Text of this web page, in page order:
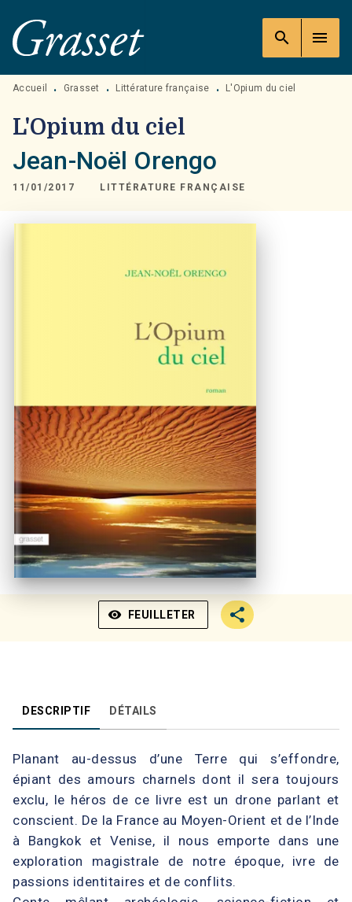
MENU RECHERCHE
PIED DE PAGE
search menu
Accueil • Grasset • Littérature française • L'Opium du ciel
L'Opium du ciel
Jean-Noël Orengo
11/01/2017 LITTÉRATURE FRANÇAISE
visibility FEUILLETER
DESCRIPTIF DÉTAILS
Planant au-dessus d’une Terre qui s’effondre,
épiant des amours charnels dont il sera toujours
exclu, le héros de ce livre est un drone parlant et
conscient. De la France au Moyen-Orient et de l’Inde
à Bangkok et Venise, il nous emporte dans une
exploration magistrale de notre époque, ivre de
passions identitaires et de conflits.